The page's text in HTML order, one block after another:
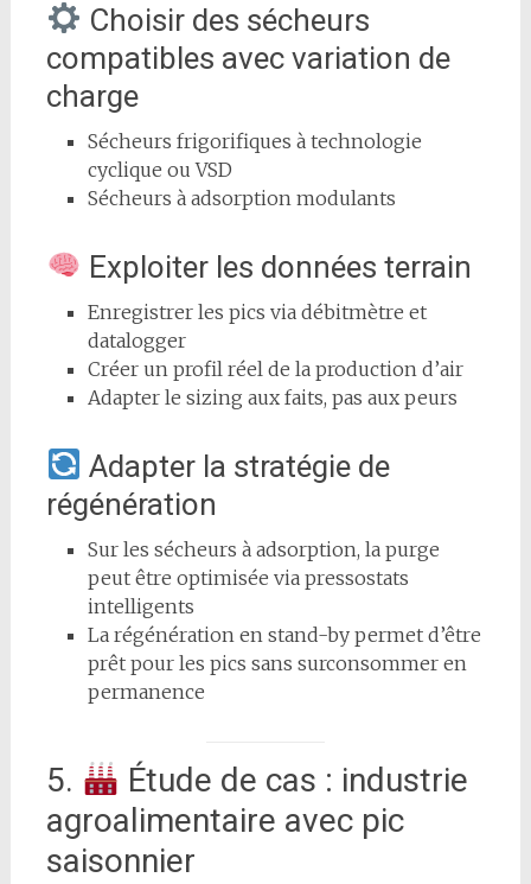
Choisir des sécheurs
compatibles avec variation de
charge
Sécheurs frigorifiques à technologie
cyclique ou VSD
Sécheurs à adsorption modulants
Exploiter les données terrain
Enregistrer les pics via débitmètre et
datalogger
Créer un profil réel de la production d’air
Adapter le sizing aux faits, pas aux peurs
Adapter la stratégie de
régénération
Sur les sécheurs à adsorption, la purge
peut être optimisée via pressostats
intelligents
La régénération en stand-by permet d’être
prêt pour les pics sans surconsommer en
permanence
5.
Étude de cas : industrie
agroalimentaire avec pic
saisonnier